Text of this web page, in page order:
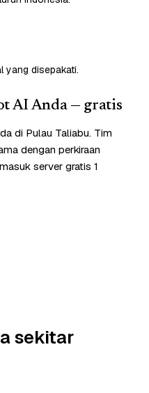
yang disepakati.
AI Anda — gratis
di Pulau Taliabu. Tim
dengan perkiraan
server gratis 1
sekitar